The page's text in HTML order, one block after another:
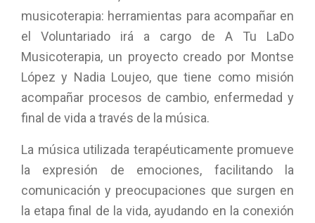
musicoterapia: herramientas para acompañar en
el Voluntariado irá a cargo de A Tu LaDo
Musicoterapia, un proyecto creado por Montse
López y Nadia Loujeo, que tiene como misión
acompañar procesos de cambio, enfermedad y
final de vida a través de la música.
La música utilizada terapéuticamente promueve
la expresión de emociones, facilitando la
comunicación y preocupaciones que surgen en
la etapa final de la vida, ayudando en la conexión